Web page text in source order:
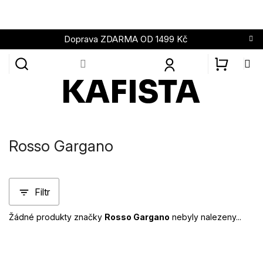
obsah
Doprava ZDARMA OD 1499 Kč
Rosso Gargano
Filtr
Žádné produkty značky Rosso Gargano nebyly nalezeny...